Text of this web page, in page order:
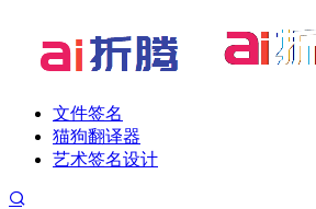
文件签名
猫狗翻译器
艺术签名设计